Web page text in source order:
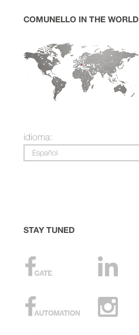
COMUNELLO IN THE WORLD
idioma:
Español
STAY TUNED